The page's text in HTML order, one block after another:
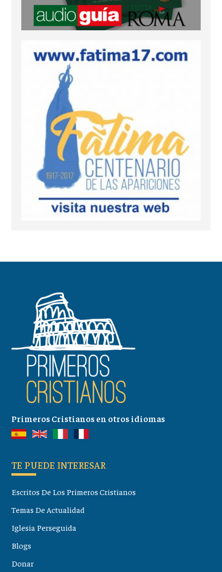
Primeros Cristianos en otros idiomas
TE PUEDE INTERESAR
Escritos De Los Primeros Cristianos
Temas De Actualidad
Iglesia Perseguida
Blogs
Donar